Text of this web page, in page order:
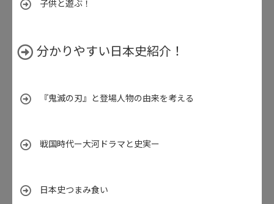
子供と遊ぶ！
分かりやすい日本史紹介！
『鬼滅の刃』と登場人物の由来を考える
戦国時代ー大河ドラマと史実ー
日本史つまみ食い